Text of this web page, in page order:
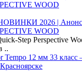
НОВИНКИ 2026 | Анонс
WOOD
Step Perspective
..